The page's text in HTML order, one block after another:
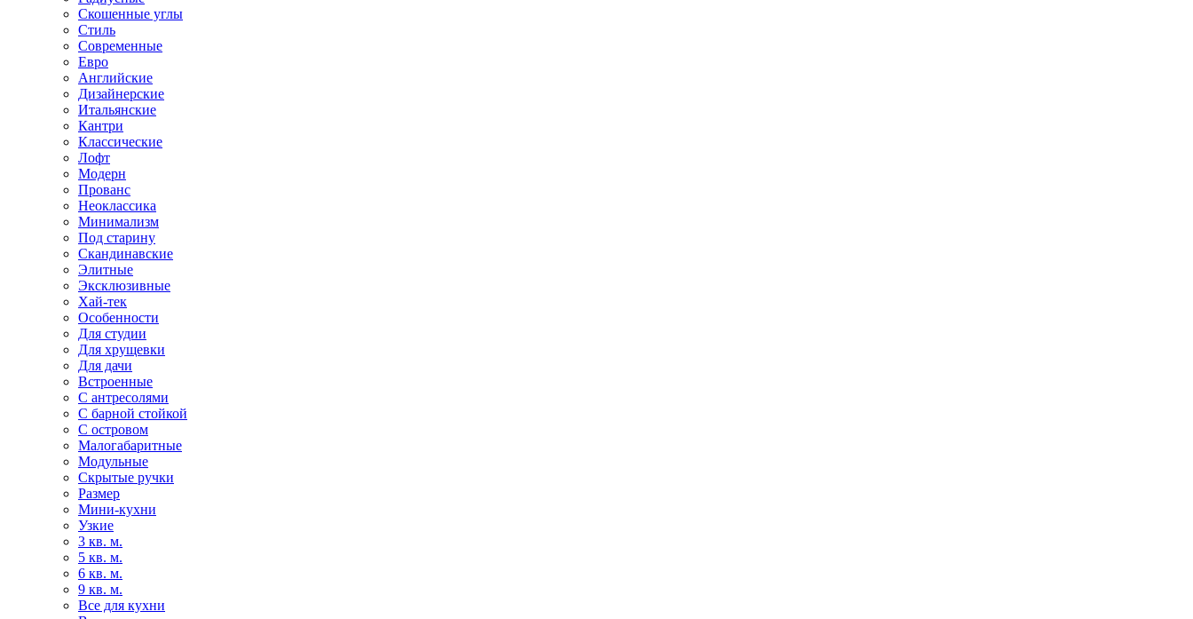
Скошенные углы
Стиль
Современные
Евро
Английские
Дизайнерские
Итальянские
Кантри
Классические
Лофт
Модерн
Прованс
Неоклассика
Минимализм
Под старину
Скандинавские
Элитные
Эксклюзивные
Хай-тек
Особенности
Для студии
Для хрущевки
Для дачи
Встроенные
С антресолями
С барной стойкой
С островом
Малогабаритные
Модульные
Скрытые ручки
Размер
Мини-кухни
Узкие
3 кв. м.
5 кв. м.
6 кв. м.
9 кв. м.
Все для кухни